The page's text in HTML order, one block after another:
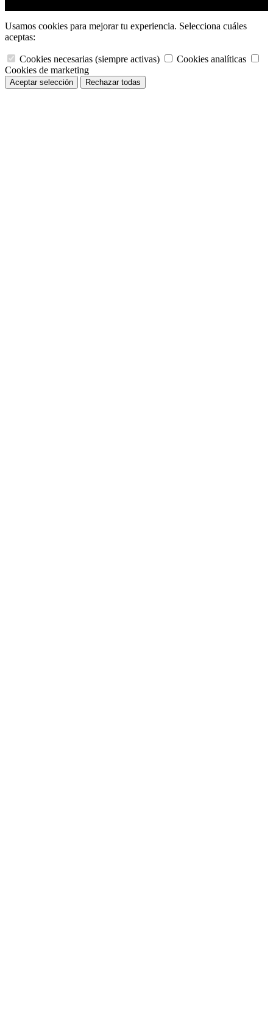
Usamos cookies para mejorar tu experiencia. Selecciona cuáles
aceptas:
Cookies necesarias (siempre activas)
Cookies analíticas
Cookies de marketing
Rechazar todas